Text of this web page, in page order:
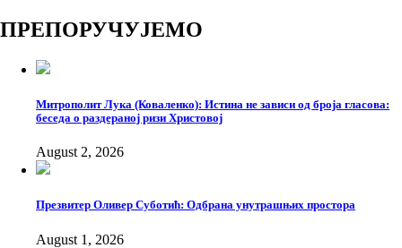
ПРЕПОРУЧУЈЕМО
Митрополит Лука (Коваленко): Истина не зависи од броја гласова:
беседа о раздераној ризи Христовој
August 2, 2026
Презвитер Оливер Суботић: Одбрана унутрашњих простора
August 1, 2026